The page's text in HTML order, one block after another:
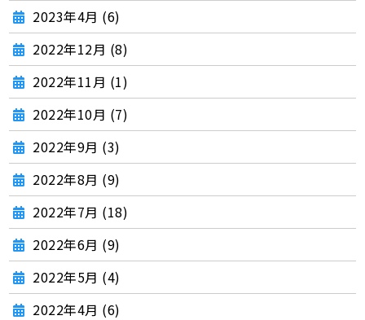
2023年4月 (6)
2022年12月 (8)
2022年11月 (1)
2022年10月 (7)
2022年9月 (3)
2022年8月 (9)
2022年7月 (18)
2022年6月 (9)
2022年5月 (4)
2022年4月 (6)